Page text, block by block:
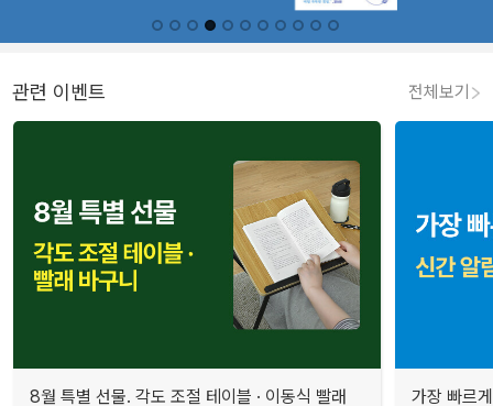
관련 이벤트 전체보기
8월 특별 선물. 각도 조절 테이블 · 이동식 빨래
가장 빠르